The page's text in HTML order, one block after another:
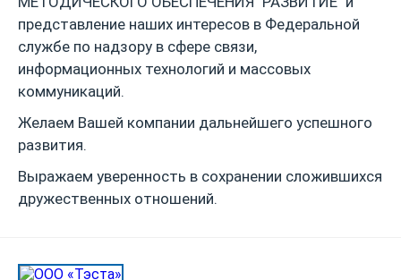
представление наших интересов в Федеральной
службе по надзору в сфере связи,
информационных технологий и массовых
коммуникаций.
Желаем Вашей компании дальнейшего успешного
развития.
Выражаем уверенность в сохранении сложившихся
дружественных отношений.